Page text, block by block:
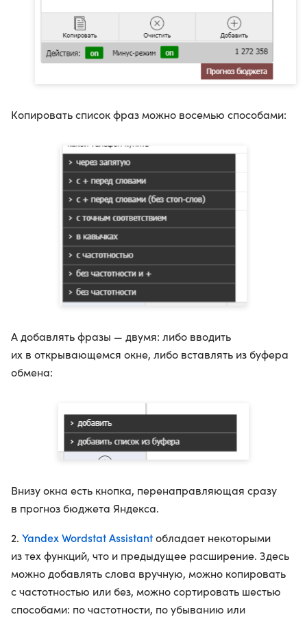
Копировать список фраз можно восемью способами:
А добавлять фразы — двумя: либо вводить
их в открывающемся окне, либо вставлять из буфера
обмена:
Внизу окна есть кнопка, перенаправляющая сразу
в прогноз бюджета Яндекса.
2. Yandex Wordstat Assistantобладает некоторыми
из тех функций, что и предыдущее расширение. Здесь
можно добавлять слова вручную, можно копировать
с частотностью или без, можно сортировать шестью
способами: по частотности, по убыванию или